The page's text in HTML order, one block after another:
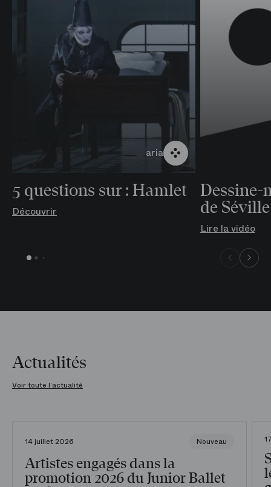
aria
5 questions sur : Hamlet
Découvrir
Dessine-
de Séville
Lire la vidéo
Actualités
Voir toute l’actualité
14 juillet 2026 Nouveau
Artistes engagés dans la
promotion 2026 du Junior Ballet